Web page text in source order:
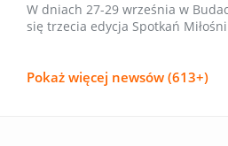
W dniach 27-29 września w
się trzecia edycja Spotkań
Pokaż więcej newsów (613+)